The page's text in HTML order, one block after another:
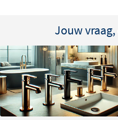
Jouw vraag,